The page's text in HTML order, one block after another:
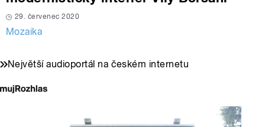
29. červenec 2020
Mozaika
Největší audioportál na českém internetu